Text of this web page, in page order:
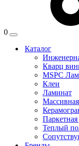
0
Каталог
Кварц
MSPC
Клеи
Ламинат
Паркетная
Теплый